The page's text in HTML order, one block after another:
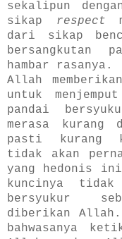
sekalipun
sikap respect
dari sikap
hambar rasanya.
Allah
untuk
pandai
merasa kurang
pasti kurang
tidak akan
yang hedonis
kuncinya
bersyukur
diberikan Allah.
bahwasanya